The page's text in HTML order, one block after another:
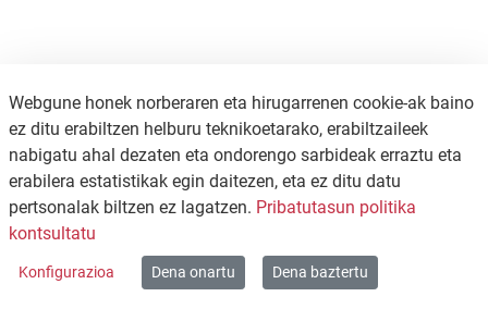
Copyright © 2026 / Excmo. agurain | Todos los derechos reservados.
Webgune honek norberaren eta hirugarrenen cookie-ak baino
ez ditu erabiltzen helburu teknikoetarako, erabiltzaileek
nabigatu ahal dezaten eta ondorengo sarbideak erraztu eta
erabilera estatistikak egin daitezen, eta ez ditu datu
pertsonalak biltzen ez lagatzen. Pribatutasun politika
kontsultatu
Konfigurazioa Dena onartu Dena baztertu